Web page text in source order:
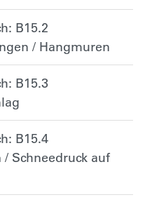
B15.2
/ Hangmuren
B15.3
B15.4
Schneedruck auf